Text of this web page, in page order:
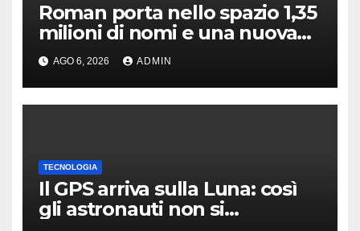
Roman porta nello spazio 1,35
milioni di nomi e una nuova
astronomia
AGO 6, 2026 ADMIN
TECNOLOGIA
Il GPS arriva sulla Luna: così
gli astronauti non si